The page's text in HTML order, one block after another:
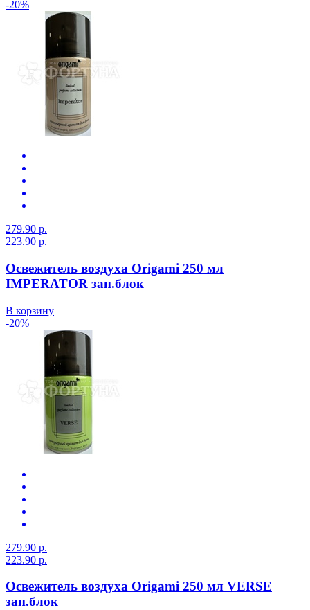
-20%
279.90 р.
223.90 р.
Освежитель воздуха Origami 250 мл
IMPERATOR зап.блок
В корзину
-20%
279.90 р.
223.90 р.
Освежитель воздуха Origami 250 мл VERSE
зап.блок